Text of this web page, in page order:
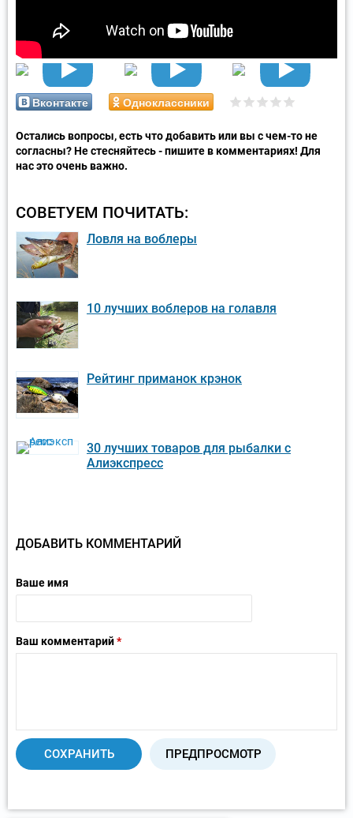
Вконтакте Одноклассники
Остались вопросы, есть что добавить или вы с чем-то не
согласны? Не стесняйтесь - пишите в комментариях! Для
нас это очень важно.
СОВЕТУЕМ ПОЧИТАТЬ:
Ловля на воблеры
10 лучших воблеров на голавля
Рейтинг приманок крэнок
30 лучших товаров для рыбалки с
Алиэкспресс
ДОБАВИТЬ КОММЕНТАРИЙ
Ваше имя
Ваш комментарий*